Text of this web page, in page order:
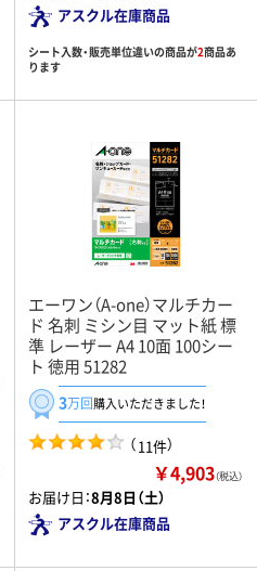
アスクル在庫商品
シート入数・販売単位違いの商品が2商品あ
ります
エーワン（A-one）マルチカー
ド 名刺 ミシン目 マット紙 標
準 レーザー A4 10面 100シー
ト 徳用 51282
3万回購入いただきました！
（11件）
￥4,903（税込）
お届け日：8月8日（土）
アスクル在庫商品